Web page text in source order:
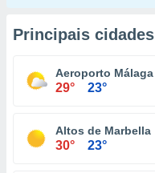
Principais cidades
Aeroporto Málaga
29° 23°
Altos de Marbella
30° 23°